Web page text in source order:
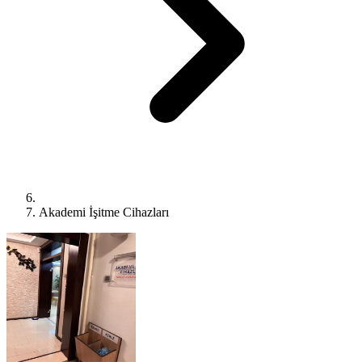
Akademi İşitme Cihazları